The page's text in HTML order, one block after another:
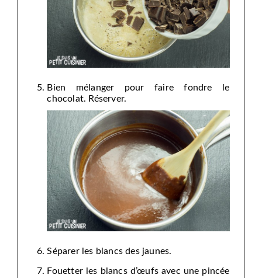
Bien mélanger pour faire fondre le
chocolat. Réserver.
Séparer les blancs des jaunes.
Fouetter les blancs d’œufs avec une pincée